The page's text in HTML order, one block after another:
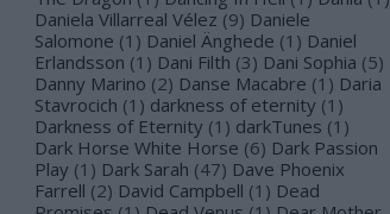
Daniela Villarreal Vélez (9) Daniele
Salomone (1 ) Daniel Änghede (1 ) Daniel
Erlandsson (1 ) Dani Filth (3) Dani Sophia (5)
Danny Marino (2) Danse Macabre (1 ) Daria
Stavrocich (1 ) darkness of eternity (1 )
Darkness of Eternity (1 ) darkTunes (1 )
Dark Horse White Horse (6) Dark Passion
Play (1 ) Dark Sarah (47) Dave Phoenix
Farrell (2) David Campbell (1 ) Dead